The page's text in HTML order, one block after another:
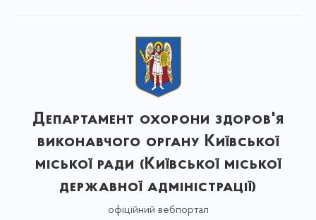
Департамент охорони здоров'я
виконавчого органу Київської
міської ради (Київської міської
державної адміністрації)
офіційний вебпортал